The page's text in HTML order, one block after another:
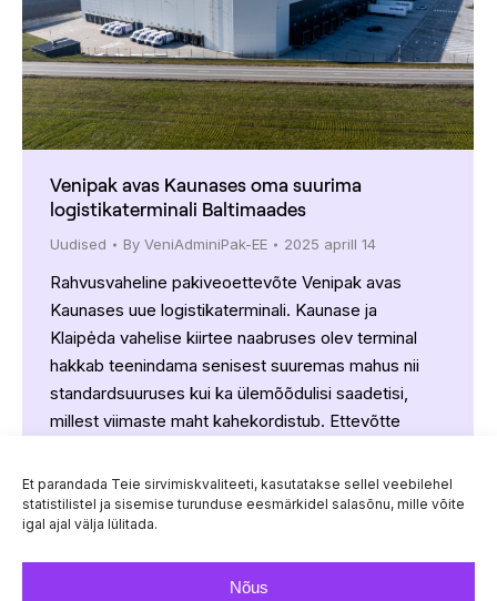
Et parandada Teie sirvimiskvaliteeti, kasutatakse sellel veebilehel
statistilistel ja sisemise turunduse eesmärkidel salasõnu, mille võite
igal ajal välja lülitada.
Nõus
Venipak avas Kaunases oma suurima
logistikaterminali Baltimaades
Uudised By VeniAdminiPak-EE 2025 aprill 14
Rahvusvaheline pakiveoettevõte Venipak avas
Kaunases uue logistikaterminali. Kaunase ja
Klaipėda vahelise kiirtee naabruses olev terminal
hakkab teenindama senisest suuremas mahus nii
standardsuuruses kui ka ülemõõdulisi saadetisi,
millest viimaste maht kahekordistub. Ettevõtte
50 000 pakki päevas. Kokku investeerib ettevõte
kaks miljonit eurot uude terminali, kust igal ööl väljub
koos saadetistega ligi 100…